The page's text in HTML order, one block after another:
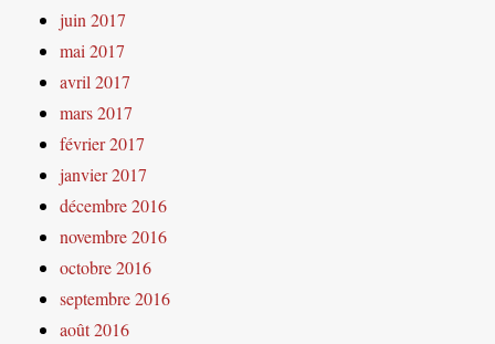
juin 2017
mai 2017
avril 2017
mars 2017
février 2017
janvier 2017
décembre 2016
novembre 2016
octobre 2016
septembre 2016
août 2016